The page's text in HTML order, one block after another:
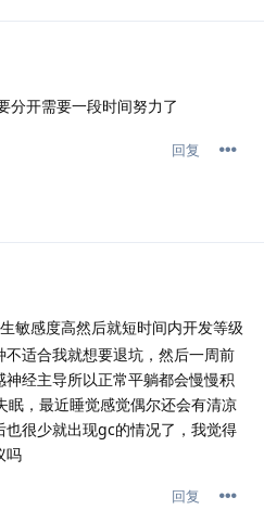
分开需要一段时间努力了
回复
敏感度高然后就短时间内开发等级
适合我就想要退坑，然后一周前
经主导所以正常平躺都会慢慢积
眠，最近睡觉感觉偶尔还会有清凉
很少就出现gc的情况了，我觉得
吗
回复